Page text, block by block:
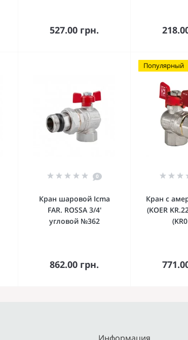
527.00 грн.
В корзину В
0
Кран шаровой Icma
FAR. ROSSA 3/4'
угловой №362
862.00 грн.
В корзину
Популярный
Кран с
(KOER
В